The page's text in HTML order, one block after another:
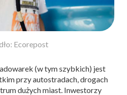
Ecorepost
(w tym szybkich) jest
przy autostradach, drogach
dużych miast. Inwestorzy